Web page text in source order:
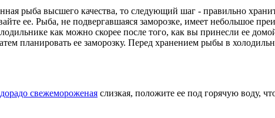
рыба высшего качества, то следующий шаг - правильно
ее. Рыба, не подвергавшаяся заморозке, имеет небольшое
как можно скорее после того, как вы принесли ее
планировать ее заморозку. Перед хранением рыбы в
свежемороженая слизкая, положите ее под горячую воду,